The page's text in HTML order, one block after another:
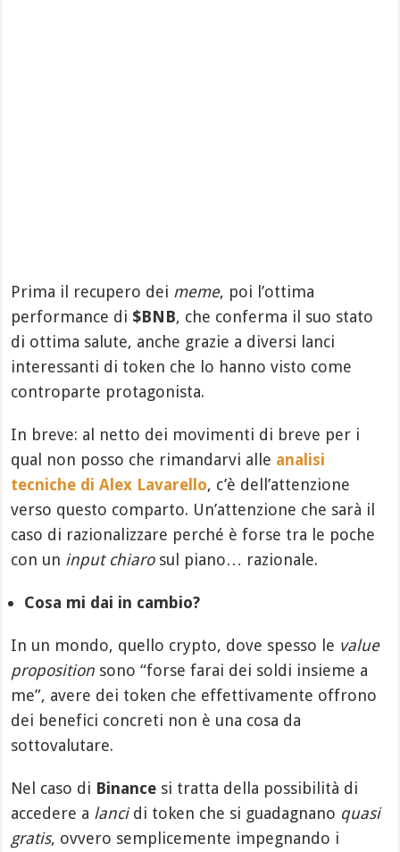
Prima il recupero dei meme, poi l’ottima
performance di $BNB, che conferma il suo stato
di ottima salute, anche grazie a diversi lanci
interessanti di token che lo hanno visto come
controparte protagonista.
In breve: al netto dei movimenti di breve per i
qual non posso che rimandarvi alle analisi
tecniche di Alex Lavarello, c’è dell’attenzione
verso questo comparto. Un’attenzione che sarà il
caso di razionalizzare perché è forse tra le poche
con un input chiarosul piano… razionale.
Cosa mi dai in cambio?
In un mondo, quello crypto, dove spesso le value
proposition sono “forse farai dei soldi insieme a
me”, avere dei token che effettivamente offrono
dei benefici concreti non è una cosa da
sottovalutare.
Nel caso di Binance si tratta della possibilità di
accedere a lancidi token che si guadagnano quasi
gratis, ovvero semplicemente impegnando i